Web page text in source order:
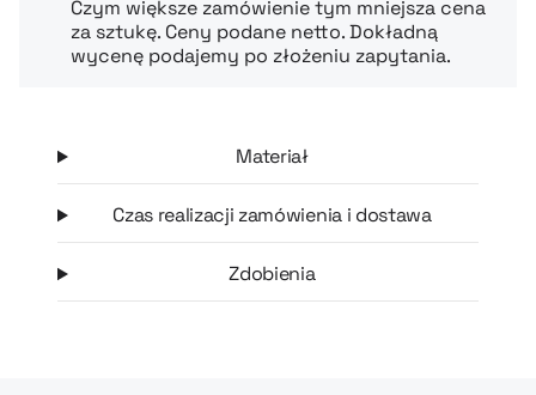
Czym większe zamówienie tym mniejsza cena
za sztukę. Ceny podane netto. Dokładną
wycenę podajemy po złożeniu zapytania.
Materiał
Czas realizacji zamówienia i dostawa
Zdobienia